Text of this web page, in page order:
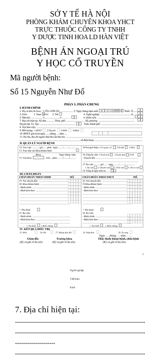
SỞ Y TẾ HÀ NỘI
PHÒNG KHÁM CHUYÊN KHOA YHCT
TRỰC THUỘC CÔNG TY TNHH
Y DƯỢC TINH HOA LD HÀN VIỆT
BỆNH ÁN NGOẠI TRÚ
Y HỌC CỔ TRUYỀN
Mã người bệnh:
Số 15 Nguyễn Như Đổ
1. Họ và tên (In
hoa):
1 9 9 5
8
8
X
X
Nghề nghiệp
Việt Nam
Kinh
7. Địa chỉ hiện tại:
.................................................................
.................................................................
....................
.................................................................